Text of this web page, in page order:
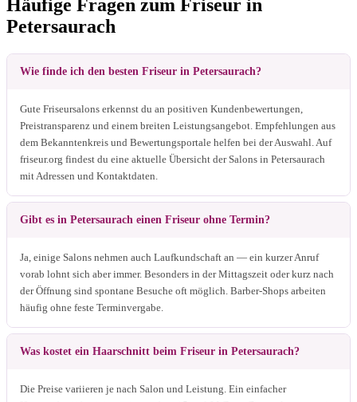
Häufige Fragen zum Friseur in
Petersaurach
Wie finde ich den besten Friseur in Petersaurach?
Gute Friseursalons erkennst du an positiven Kundenbewertungen,
Preistransparenz und einem breiten Leistungsangebot. Empfehlungen aus
dem Bekanntenkreis und Bewertungsportale helfen bei der Auswahl. Auf
friseur.org findest du eine aktuelle Übersicht der Salons in Petersaurach
mit Adressen und Kontaktdaten.
Gibt es in Petersaurach einen Friseur ohne Termin?
Ja, einige Salons nehmen auch Laufkundschaft an — ein kurzer Anruf
vorab lohnt sich aber immer. Besonders in der Mittagszeit oder kurz nach
der Öffnung sind spontane Besuche oft möglich. Barber-Shops arbeiten
häufig ohne feste Terminvergabe.
Was kostet ein Haarschnitt beim Friseur in Petersaurach?
Die Preise variieren je nach Salon und Leistung. Ein einfacher